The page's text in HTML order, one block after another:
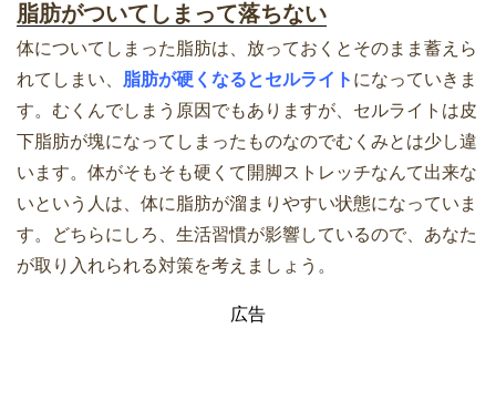
脂肪がついてしまって落ちない
体についてしまった脂肪は、放っておくとそのまま蓄えら
れてしまい、 脂肪が硬くなるとセルライト になっていきま
す。むくんでしまう原因でもありますが、セルライトは皮
下脂肪が塊になってしまったものなのでむくみとは少し違
います。体がそもそも硬くて開脚ストレッチなんて出来な
いという人は、体に脂肪が溜まりやすい状態になっていま
す。どちらにしろ、生活習慣が影響しているので、あなた
が取り入れられる対策を考えましょう。
広告